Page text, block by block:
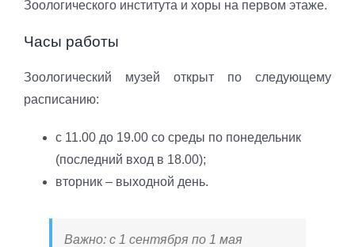
Зоологического института и хоры на первом этаже.
Часы работы
Зоологический музей открыт по следующему
расписанию:
с 11.00 до 19.00 со среды по понедельник
(последний вход в 18.00);
вторник – выходной день.
Важно: с 1 сентября по 1 мая